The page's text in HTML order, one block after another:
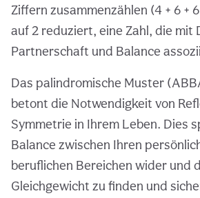
Ziffern zusammenzählen (4 + 6 +
auf 2 reduziert, eine Zahl, die mit
Partnerschaft und Balance
Das palindromische Muster
betont die Notwendigkeit von
Symmetrie in Ihrem Leben. Dies
Balance zwischen Ihren
beruflichen Bereichen wider und
Gleichgewicht zu finden und